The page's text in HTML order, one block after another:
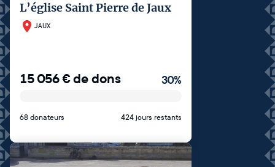
L’église Saint Pierre de Jaux
JAUX
15 056€de dons 30%
68 donateurs 424 jours restants